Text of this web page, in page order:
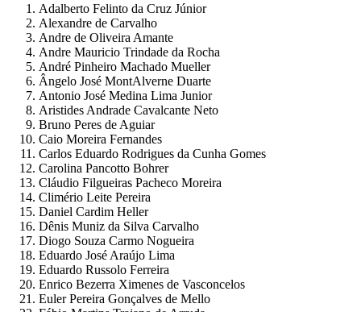
Adalberto Felinto da Cruz Júnior
Alexandre de Carvalho
Andre de Oliveira Amante
Andre Mauricio Trindade da Rocha
André Pinheiro Machado Mueller
Ângelo José MontAlverne Duarte
Antonio José Medina Lima Junior
Aristides Andrade Cavalcante Neto
Bruno Peres de Aguiar
Caio Moreira Fernandes
Carlos Eduardo Rodrigues da Cunha Gomes
Carolina Pancotto Bohrer
Cláudio Filgueiras Pacheco Moreira
Climério Leite Pereira
Daniel Cardim Heller
Dênis Muniz da Silva Carvalho
Diogo Souza Carmo Nogueira
Eduardo José Araújo Lima
Eduardo Russolo Ferreira
Enrico Bezerra Ximenes de Vasconcelos
Euler Pereira Gonçalves de Mello